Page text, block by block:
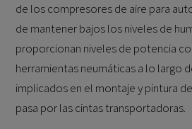
de los compresores de aire para
de mantener bajos los niveles de
proporcionan niveles de potencia
herramientas neumáticas a lo largo
implicados en el montaje y pintura
pasa por las cintas transportadoras.